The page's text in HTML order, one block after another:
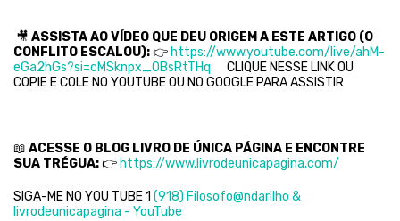
🎥 ASSISTA AO VÍDEO QUE DEU ORIGEM A ESTE ARTIGO (O
CONFLITO ESCALOU):👉https://www.youtube.com/live/ahM-
eGa2hGs?si=cMSknpx_0BsRtTHq CLIQUE NESSE LINK OU
COPIE E COLE NO YOUTUBE OU NO GOOGLE PARA ASSISTIR
📖 ACESSE O BLOG LIVRO DE ÚNICA PÁGINA E ENCONTRE
SUA TRÉGUA:👉https://www.livrodeunicapagina.com/
SIGA-ME NO YOU TUBE 1 (918) Filosofo@ndarilho &
livrodeunicapagina - YouTube